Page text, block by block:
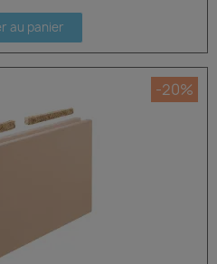
au panier
-20%